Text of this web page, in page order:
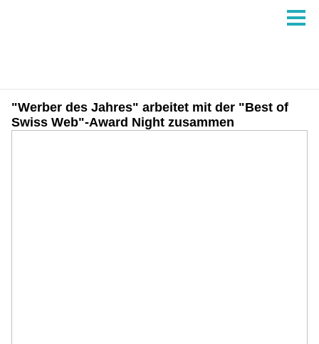
"Werber des Jahres" arbeitet mit der "Best of
Swiss Web"-Award Night zusammen